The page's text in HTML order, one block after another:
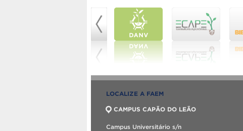
LOCALIZE A FAEM
CAMPUS CAPÃO DO LEÃO
Campus Universitário s/n